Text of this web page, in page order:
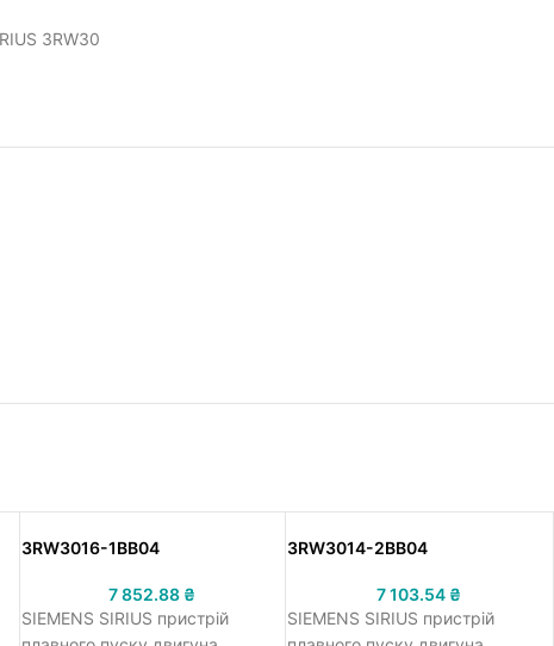
3RW30
3RW3016-1BB04
7 852.88 ₴
SIEMENS SIRIUS пристрій
3RW3014-2BB04
7 103.54 ₴
SIEMENS SIRIUS пристрій